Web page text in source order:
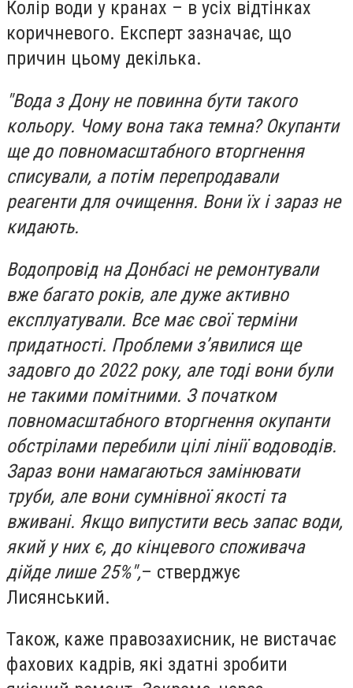
Колір води у кранах – в усіх відтінках
коричневого. Експерт зазначає, що
причин цьому декілька.
"Вода з Дону не повинна бути такого
кольору. Чому вона така темна? Окупанти
ще до повномасштабного вторгнення
списували, а потім перепродавали
реагенти для очищення. Вони їх і зараз не
кидають.
Водопровід на Донбасі не ремонтували
вже багато років, але дуже активно
експлуатували. Все має свої терміни
придатності. Проблеми з’явилися ще
задовго до 2022 року, але тоді вони були
не такими помітними. З початком
повномасштабного вторгнення окупанти
обстрілами перебили цілі лінії водоводів.
Зараз вони намагаються замінювати
труби, але вони сумнівної якості та
вживані. Якщо випустити весь запас води,
який у них є, до кінцевого споживача
дійде лише 25%",– стверджує
Лисянський.
Також, каже правозахисник, не вистачає
фахових кадрів, які здатні зробити